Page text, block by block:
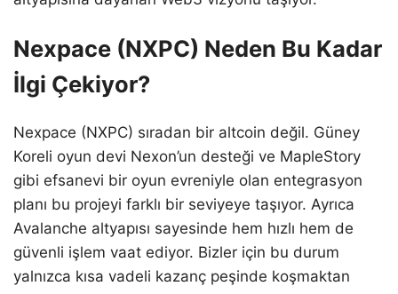
Nexpace (NXPC) Neden Bu Kadar
İlgi Çekiyor?
Nexpace (NXPC) sıradan bir altcoin değil. Güney
Koreli oyun devi Nexon’un desteği ve MapleStory
gibi efsanevi bir oyun evreniyle olan entegrasyon
planı bu projeyi farklı bir seviyeye taşıyor. Ayrıca
Avalanche altyapısı sayesinde hem hızlı hem de
güvenli işlem vaat ediyor. Bizler için bu durum
yalnızca kısa vadeli kazanç peşinde koşmaktan